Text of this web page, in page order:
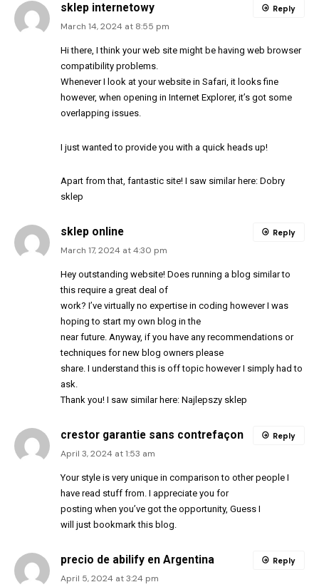
sklep internetowy
March 14, 2024 at 8:55 pm
Hi there, I think your web site might be having web browser
compatibility problems.
Whenever I look at your website in Safari, it looks fine
however, when opening in Internet Explorer, it’s got some
overlapping issues.
I just wanted to provide you with a quick heads up!
Apart from that, fantastic site! I saw similar here: Dobry
sklep
Reply
sklep online
March 17, 2024 at 4:30 pm
Hey outstanding website! Does running a blog similar to
this require a great deal of
work? I’ve virtually no expertise in coding however I was
hoping to start my own blog in the
near future. Anyway, if you have any recommendations or
techniques for new blog owners please
share. I understand this is off topic however I simply had to
ask.
Thank you! I saw similar here: Najlepszy sklep
Reply
crestor garantie sans contrefaçon
April 3, 2024 at 1:53 am
Your style is very unique in comparison to other people I
have read stuff from. I appreciate you for
posting when you’ve got the opportunity, Guess I
will just bookmark this blog.
Reply
precio de abilify en Argentina
April 5, 2024 at 3:24 pm
Reply